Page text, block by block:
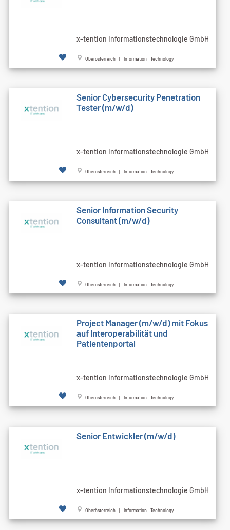
x-tention Informationstechnologie GmbH
Oberösterreich | Information Technology
Senior Cybersecurity Penetration
Tester (m/w/d)
x-tention Informationstechnologie GmbH
Oberösterreich | Information Technology
Senior Information Security
Consultant (m/w/d)
x-tention Informationstechnologie GmbH
Oberösterreich | Information Technology
Project Manager (m/w/d) mit Fokus
auf Interoperabilität und
Patientenportal
x-tention Informationstechnologie GmbH
Oberösterreich | Information Technology
Senior Entwickler (m/w/d)
x-tention Informationstechnologie GmbH
Oberösterreich | Information Technology